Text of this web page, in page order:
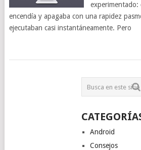
experimentado:
encendía y apagaba con una rapidez
ejecutaban casi instantáneamente. Pero
Android
Consejos